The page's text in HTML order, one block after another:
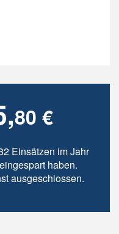
80 €
Einsätzen im Jahr
haben.
ausgeschlossen.